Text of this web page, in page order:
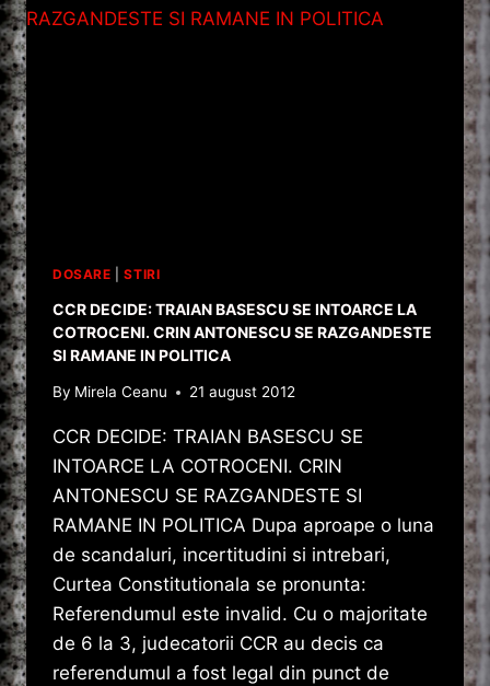
DOSARE |STIRI
CCR DECIDE: TRAIAN BASESCU SE INTOARCE LA
COTROCENI. CRIN ANTONESCU SE RAZGANDESTE
SI RAMANE IN POLITICA
By Mirela Ceanu 21 august 2012
CCR DECIDE: TRAIAN BASESCU SE
INTOARCE LA COTROCENI. CRIN
ANTONESCU SE RAZGANDESTE SI
RAMANE IN POLITICA Dupa aproape o luna
de scandaluri, incertitudini si intrebari,
Curtea Constitutionala se pronunta:
Referendumul este invalid. Cu o majoritate
de 6 la 3, judecatorii CCR au decis ca
referendumul a fost legal din punct de